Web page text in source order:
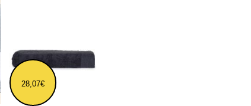
28,07€